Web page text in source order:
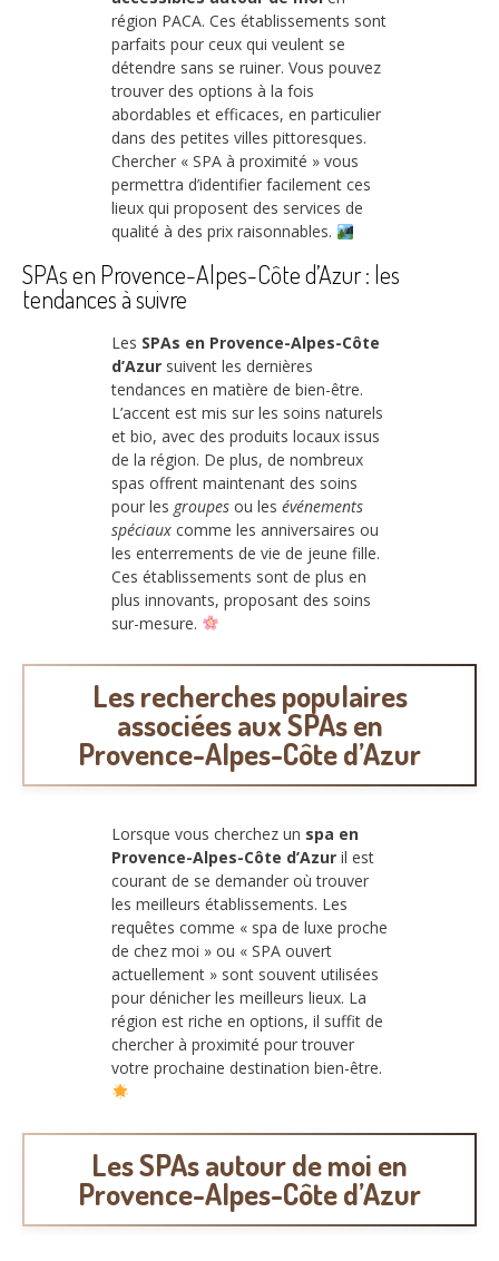
région PACA. Ces établissements sont
parfaits pour ceux qui veulent se
détendre sans se ruiner. Vous pouvez
trouver des options à la fois
abordables et efficaces, en particulier
dans des petites villes pittoresques.
Chercher « SPA à proximité » vous
permettra d’identifier facilement ces
lieux qui proposent des services de
qualité à des prix raisonnables.
SPAs en Provence-Alpes-Côte d’Azur : les
tendances à suivre
Les SPAs en Provence-Alpes-Côte
d’Azur suivent les dernières
tendances en matière de bien-être.
L’accent est mis sur les soins naturels
et bio, avec des produits locaux issus
de la région. De plus, de nombreux
spas offrent maintenant des soins
pour les groupes ou les événements
spéciaux comme les anniversaires ou
les enterrements de vie de jeune fille.
Ces établissements sont de plus en
plus innovants, proposant des soins
sur-mesure.
Les recherches populaires
associées aux SPAs en
Provence-Alpes-Côte d’Azur
Lorsque vous cherchez un spa en
Provence-Alpes-Côte d’Azur il est
courant de se demander où trouver
les meilleurs établissements. Les
requêtes comme « spa de luxe proche
de chez moi » ou « SPA ouvert
actuellement » sont souvent utilisées
pour dénicher les meilleurs lieux. La
région est riche en options, il suffit de
chercher à proximité pour trouver
votre prochaine destination bien-être.
LesSPAs autour de moi en
Provence-Alpes-Côte d’Azur